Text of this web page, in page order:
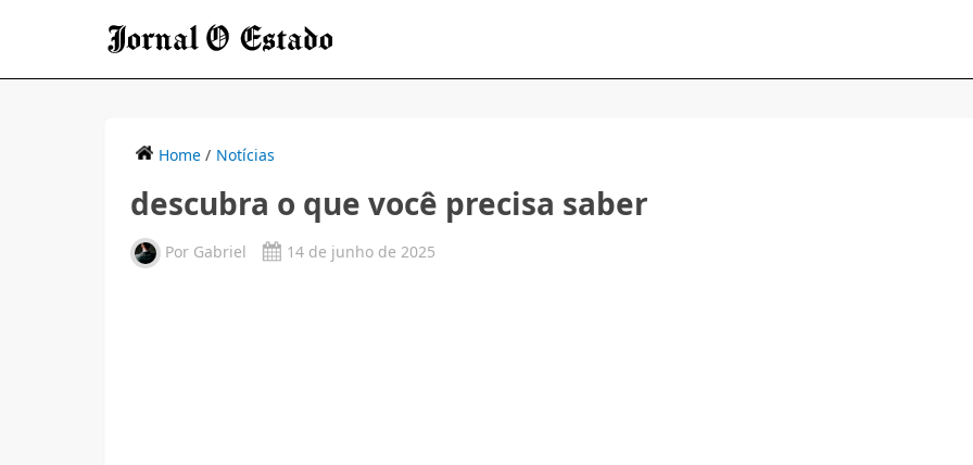
Home / Notícias
descubra o que você precisa saber
Por Gabriel 14 de junho de 2025